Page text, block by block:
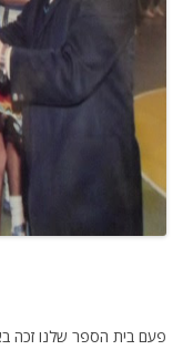
פעם בית הספר שלנו זכה